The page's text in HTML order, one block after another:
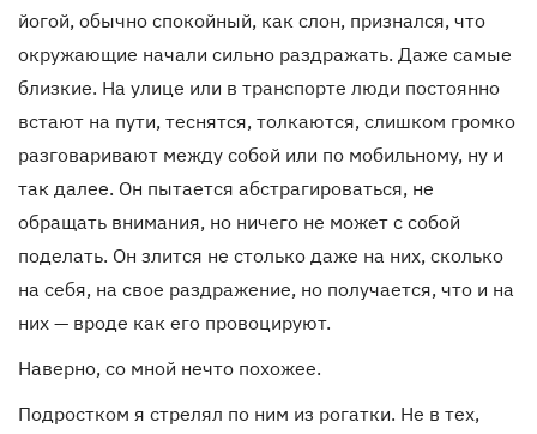
йогой, обычно спокойный, как слон, признался, что
окружающие начали сильно раздражать. Даже самые
близкие. На улице или в транспорте люди постоянно
встают на пути, теснятся, толкаются, слишком громко
разговаривают между собой или по мобильному, ну и
так далее. Он пытается абстрагироваться, не
обращать внимания, но ничего не может с собой
поделать. Он злится не столько даже на них, сколько
на себя, на свое раздражение, но получается, что и на
них — вроде как его провоцируют.
Наверно, со мной нечто похожее.
Подростком я стрелял по ним из рогатки. Не в тех,